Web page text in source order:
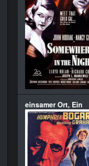
einsamer Ort, Ein